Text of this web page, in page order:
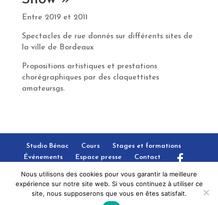
Entre 2019 et 2011
Spectacles de rue donnés sur différents sites de
la ville de Bordeaux
Propositions artistiques et prestations
chorégraphiques par des claquettistes
amateursgs.
Studio Bénac Cours
Stages et formations
Événements
Espace presse Contact
Copyright © 2022 | Création
Nous utilisons des cookies pour vous garantir la meilleure
expérience sur notre site web. Si vous continuez à utiliser ce
site, nous supposerons que vous en êtes satisfait.